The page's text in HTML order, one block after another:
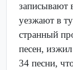
записывают
уезжают в
странный
песен,
34 песни,